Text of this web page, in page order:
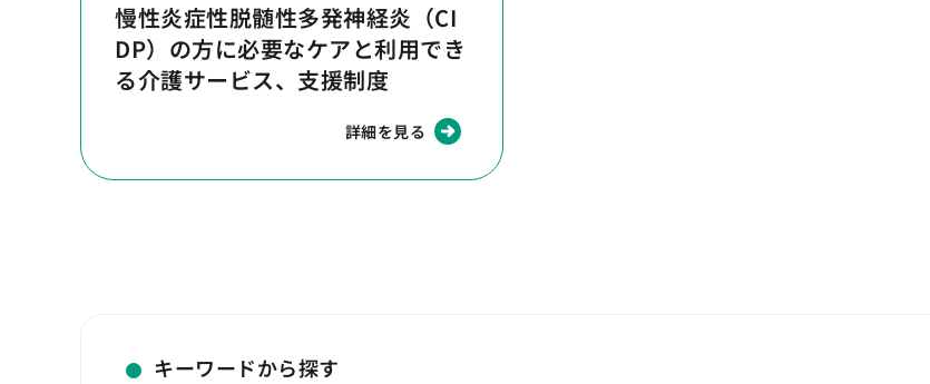
慢性炎症性脱髄性多発神経炎（CI
DP）の方に必要なケアと利用でき
る介護サービス、支援制度
詳細を見る
キーワードから探す